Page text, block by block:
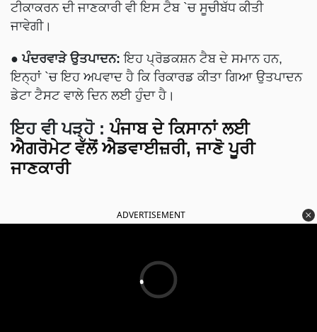
ਟੀਕਾਕਰਨ ਦੀ ਜਾਣਕਾਰੀ ਵੀ ਇਸ ਟੈਬ `ਚ ਸੂਚੀਬੱਧ ਕੀਤੀ
ਜਾਵੇਗੀ।
●ਪੰਦਰਵਾੜੇ ਉਤਪਾਦਨ: ਇਹ ਪ੍ਰੋਡਕਸ਼ਨ ਟੈਬ ਦੇ ਸਮਾਨ ਹਨ,
ਇਨ੍ਹਾਂ `ਚ ਇਹ ਅਪਵਾਦ ਹੈ ਕਿ ਰਿਕਾਰਡ ਕੀਤਾ ਗਿਆ ਉਤਪਾਦਨ
ਡੇਟਾ ਟੈਸਟ ਵਾਲੇ ਦਿਨ ਲਈ ਹੁੰਦਾ ਹੈ।
ਇਹ ਵੀ ਪੜ੍ਹੋ :ਪੰਜਾਬ ਦੇ ਕਿਸਾਨਾਂ ਲਈ
ਐਗਰੋਮੇਟ ਵੱਲੋਂ ਐਡਵਾਈਜ਼ਰੀ, ਜਾਣੋ ਪੂਰੀ
ਜਾਣਕਾਰੀ